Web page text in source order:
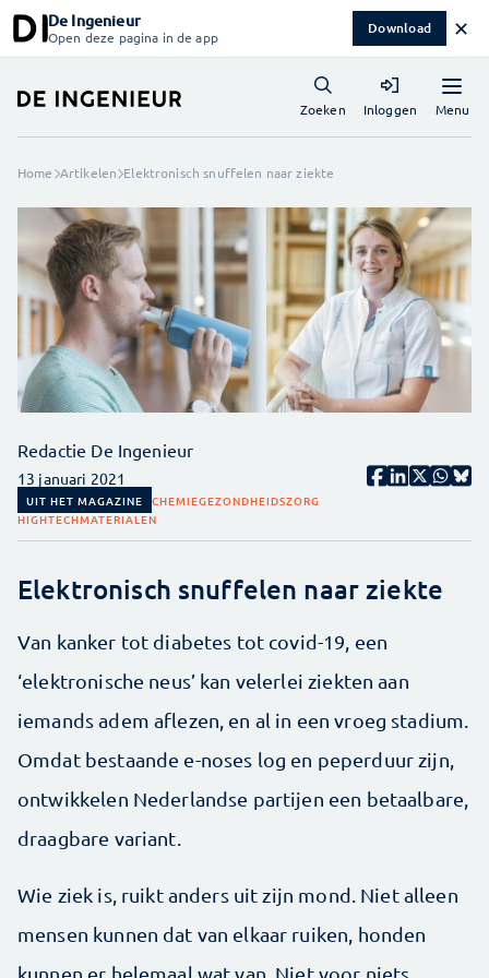
De Ingenieur
Open deze pagina in de app Download ✕
Menu
Zoeken Inloggen
Home Artikelen Elektronisch snuffelen naar ziekte
Redactie De Ingenieur
13 januari 2021
UIT HET MAGAZINE CHEMIEGEZONDHEIDSZORG
HIGHTECHMATERIALEN
Elektronisch snuffelen naar ziekte
Van kanker tot diabetes tot covid-19, een
‘elektronische neus’ kan velerlei ziekten aan
iemands adem aflezen, en al in een vroeg stadium.
Omdat bestaande e-noses log en peperduur zijn,
ontwikkelen Nederlandse partijen een betaalbare,
draagbare variant.
Wie ziek is, ruikt anders uit zijn mond. Niet alleen
mensen kunnen dat van elkaar ruiken, honden
kunnen er helemaal wat van. Niet voor niets